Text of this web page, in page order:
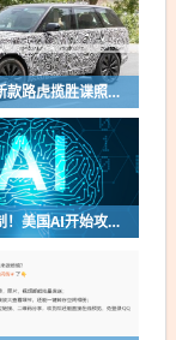
外观焕新！新款路虎揽胜谍照曝光：纯电版112kWh配宝马V8
突破人类控制！美国AI开始攻击真人了